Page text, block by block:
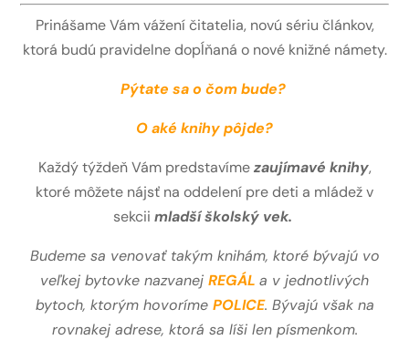
Prinášame Vám vážení čitatelia, novú sériu článkov,
ktorá budú pravidelne dopĺňaná o nové knižné námety.
Pýtate sa o čom bude?
O aké knihy pôjde?
Každý týždeň Vám predstavímezaujímavé knihy,
ktoré môžete nájsť na oddelení pre deti a mládež v
sekcii mladší školský vek.
Budeme sa venovať takým knihám, ktoré bývajú vo
veľkej bytovke nazvanej REGÁL a v jednotlivých
bytoch, ktorým hovoríme POLICE. Bývajú však na
rovnakej adrese, ktorá sa líši len písmenkom.